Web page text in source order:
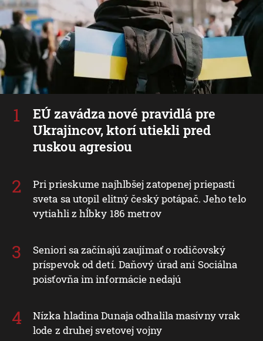
EÚ zavádza nové pravidlá pre
Ukrajincov, ktorí utiekli pred
ruskou agresiou
Pri prieskume najhlbšej zatopenej priepasti
sveta sa utopil elitný český potápač. Jeho telo
vytiahli z hĺbky 186 metrov
Seniori sa začínajú zaujímať o rodičovský
príspevok od detí. Daňový úrad ani Sociálna
poisťovňa im informácie nedajú
Nízka hladina Dunaja odhalila masívny vrak
lode z druhej svetovej vojny